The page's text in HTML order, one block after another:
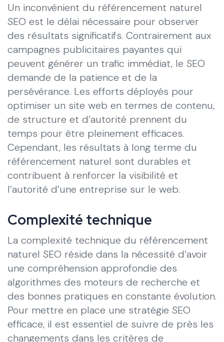
Un inconvénient du référencement naturel
SEO est le délai nécessaire pour observer
des résultats significatifs. Contrairement aux
campagnes publicitaires payantes qui
peuvent générer un trafic immédiat, le SEO
demande de la patience et de la
persévérance. Les efforts déployés pour
optimiser un site web en termes de contenu,
de structure et d’autorité prennent du
temps pour être pleinement efficaces.
Cependant, les résultats à long terme du
référencement naturel sont durables et
contribuent à renforcer la visibilité et
l’autorité d’une entreprise sur le web.
Complexité technique
La complexité technique du référencement
naturel SEO réside dans la nécessité d’avoir
une compréhension approfondie des
algorithmes des moteurs de recherche et
des bonnes pratiques en constante évolution.
Pour mettre en place une stratégie SEO
efficace, il est essentiel de suivre de près les
changements dans les critères de